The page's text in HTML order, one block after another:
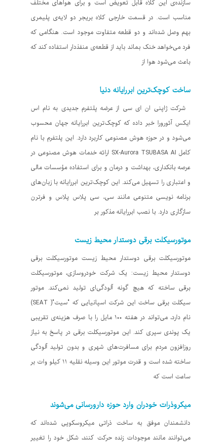
سازنده‌ی این کلاه قابل تعویض است و برای هواهای مختلف
مناسب است. در قسمت خارجی کلاه بریجر دو لایه‌ی پلیمری
بهم وصل شده‌اند و دو قطعه متفاوت موجود است. هنگامی که
فرد می‌خواهد خنک بماند باید از قطعه‌ی منفذدار استفاده کند که
باعث می‌شود هوا از
ساخت کوچک‌ترین ابررایانه دنیا
شرکت ژاپنی ان ای سی از عرضه پلتفرم جدیدی به نام اس
ایکس آئورورا خبر داده که کوچک‌ترین ابررایانه جهان محسوب
می‌شود و در حوزه هوش مصنوعی کاربرد دارد. این پلتفرم با نام
کامل SX-Aurora TSUBASA AI ارائه خدمات هوش مصنوعی در
عرصه بانکداری، بهداشت و درمان و برای استفاده مؤسسات مالی
و اعتباری را تسهیل می‌کند. این کوچک‌ترین ابررایانه با زبان‌های
برنامه نویسی متنوعی مانند سی، سی پلاس پلاس و فرترن
سازگاری دارد. با نصب ابررایانه مذکور بر
موتورسیکلت برقی دوستدار محیط زیست
موتورسیکلت برقی دوستدار محیط زیست موتورسیکلت برقی
دوستدار محیط زیست: یک شرکت خودروسازی، موتورسیکلت
برقی ساخته که هیچ گونه آلودگی‌ای تولید نمی‌کند. موتور
سیکلت برقی ساخت این شرکت اسپانیایی که "سیت"( SEAT)
نام دارد، می‌تواند در هفته ۱۰۰ مایل را با صرف هزینه‌ی تقریبی
یک پوندی سپری کند. این موتورسیکلت برقی در پاسخ به نیاز
روزافزون مردم برای مسافرت‌های شهری و بدون تولید آلودگی
ساخته شده است و قدرت موتور این وسیله نقلیه ۱۱ کیلو وات بر
ساعت است که
میکروذرات خودران وارد حوزه دارورسانی می‌شوند
دانشمندان موفق به ساخت ذراتی میکروسکوپی شده‌اند که
می‌توانند مانند موجودات زنده حرکت کنند، شکل خود را تغییر